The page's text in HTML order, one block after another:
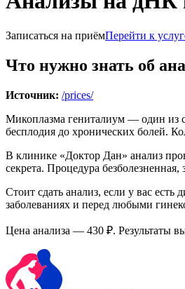
Записаться на приёмПерейти к
Что нужно знать об
Источник: /prices/
Микоплазма гениталиум — один из
бесплодия до хронических болей.
В клинике «Доктор Дан» анализ
секрета. Процедура
Стоит сдать анализ, если у вас
заболеваниях и перед любыми
Цена анализа — 430 ₽. Результаты